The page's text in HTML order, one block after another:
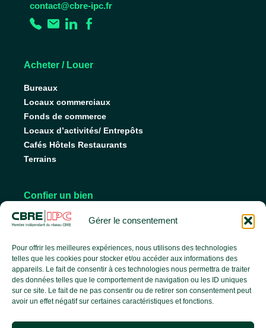
Gérer le consentement
Pour offrir les meilleures expériences, nous utilisons des technologies
telles que les cookies pour stocker et/ou accéder aux informations des
appareils. Le fait de consentir à ces technologies nous permettra de traiter
des données telles que le comportement de navigation ou les ID uniques
sur ce site. Le fait de ne pas consentir ou de retirer son consentement peut
avoir un effet négatif sur certaines caractéristiques et fonctions.
contact@cbre-ipc.fr
Acheter / Louer
Bureaux
Locaux commerciaux
Fonds de commerce
Locaux d’activités/ Entrepôts
Cafés Hôtels Restaurants
Terrains
Confier un bien
Nos conseils pour vendre
Faire gérer son bien
L’agence
L’équipe
Nos services